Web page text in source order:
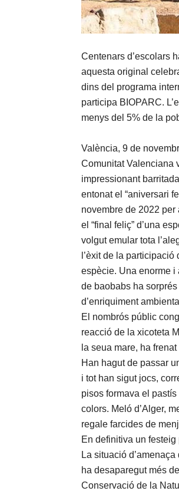
Centenars d’escolars
aquesta original
dins del programa
participa BIOPARC.
menys del 5% de la
València, 9 de
Comunitat Valenciana
impressionant
entonat el “aniversari
novembre de 2022 per
el “final feliç” d’una
volgut emular tota
l’èxit de la
espècie. Una enorme i
de baobabs ha
d’enriquiment
El nombrós públic
reacció de la xicoteta
la seua mare, ha
Han hagut de passar
i tot han sigut jocs,
pisos formava el
colors. Meló d’Alger,
regale farcides de
En definitiva un
La situació
ha desaparegut més
Conservació de la